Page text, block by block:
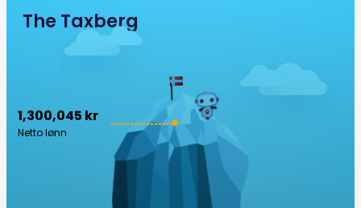
The Taxberg
1,300,045 kr
Netto lønn